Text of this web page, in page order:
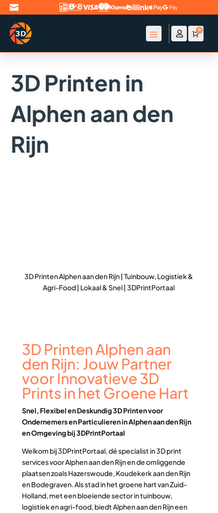

 Account
0
3D Printen in
Alphen aan den
Rijn
3D Printen Alphen aan den Rijn | Tuinbouw, Logistiek &
Agri-Food | Lokaal & Snel | 3DPrintPortaal
3D Printen Alphen aan
den Rijn: Jouw Partner
voor Innovatieve 3D
Prints in het Groene Hart
Snel, Flexibel en Deskundig 3D Printen voor
Ondernemers en Particulieren in Alphen aan den Rijn
en Omgeving bij 3DPrintPortaal
Welkom bij 3DPrintPortaal, dé specialist in 3D print
services voor Alphen aan den Rijn en de omliggende
plaatsen zoals Hazerswoude, Koudekerk aan den Rijn
en Bodegraven. Als stad in het groene hart van Zuid-
Holland, met een bloeiende sector in tuinbouw,
logistiek en agri-food, biedt Alphen aan den Rijn een